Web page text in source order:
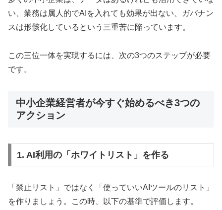
い、業務は属人的でAIを入れても効果が出ない、ガバナン
スは形骸化しているという三重苦に陥っています。
この三位一体を実現するには、次の3つのステップが必要
です。
中小企業経営者が今すぐ始めるべき3つの
アクション
1. AI利用の「ホワイトリスト」を作る
「禁止リスト」ではなく「使っていいAIツールのリスト」
を作りましょう。この時、以下の基準で評価します。